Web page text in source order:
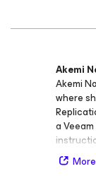
Akemi
Akemi
where
a
real-